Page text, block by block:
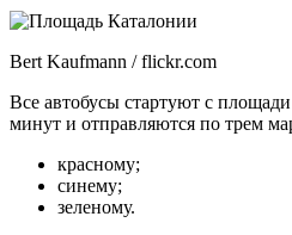
Bert Kaufmann / flickr.com
Все автобусы стартуют с
минут и отправляются по трем
красному;
синему;
зеленому.